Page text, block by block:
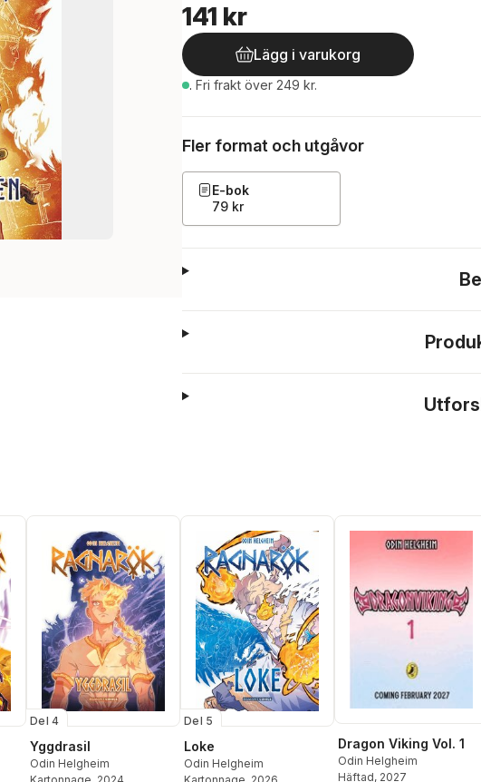
141 kr
Lägg i varukorg
. Fri frakt över 249 kr.
Fler format och utgåvor
E-bok
79 kr
Del 4
Yggdrasil
Odin Helgheim
Del 5
Loke
Odin Helgheim
Dragon Viking Vol. 1
Odin Helgheim
Häftad, 2027